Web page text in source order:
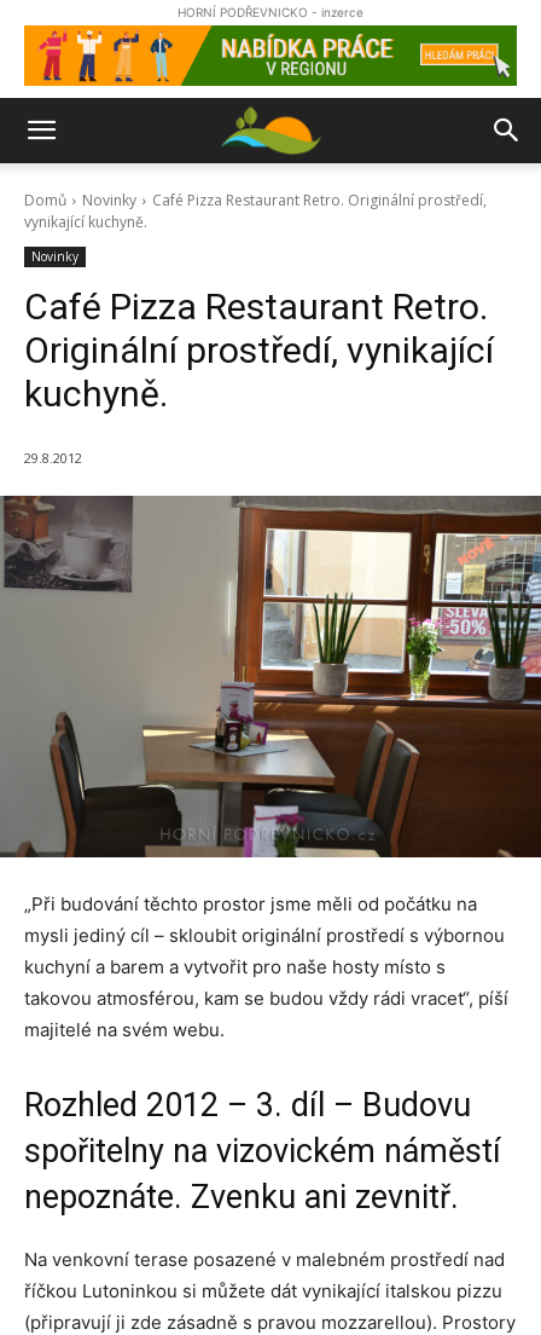
HORNÍ PODŘEVNICKO - inzerce
Domů Novinky
Café Pizza Restaurant Retro. Originální prostředí,
vynikající kuchyně.
Novinky
Café Pizza Restaurant Retro.
Originální prostředí, vynikající
kuchyně.
29.8.2012
„Při budování těchto prostor jsme měli od počátku na
mysli jediný cíl – skloubit originální prostředí s výbornou
kuchyní a barem a vytvořit pro naše hosty místo s
takovou atmosférou, kam se budou vždy rádi vracet“, píší
majitelé na svém webu.
Rozhled 2012 – 3. díl – Budovu
spořitelny na vizovickém náměstí
nepoznáte. Zvenku ani zevnitř.
Na venkovní terase posazené v malebném prostředí nad
říčkou Lutoninkou si můžete dát vynikající italskou pizzu
(připravují ji zde zásadně s pravou mozzarellou). Prostory